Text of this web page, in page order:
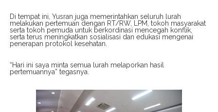
Di tempat ini, Yusran juga memerintahkan seluruh lurah
melakukan pertemuan dengan RT/RW, LPM, tokoh masyarakat
serta tokoh pemuda untuk berkordinasi mencegah konflik,
serta terus meningkatkan sosialisasi dan edukasi mengenai
penerapan protokol kesehatan.
“Hari ini saya minta semua lurah melaporkan hasil
pertemuannya” tegasnya.